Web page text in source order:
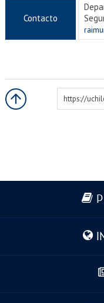
Contacto
https://
Más información